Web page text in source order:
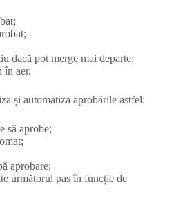
dacă pot merge mai departe;
în aer.
și automatiza aprobările astfel:
să aprobe;
aprobare;
următorul pas în funcție de